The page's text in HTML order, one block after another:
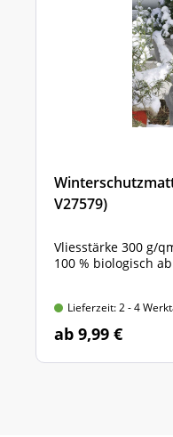
V27579)
Vliesstärke 300 g/
100 % biologisch
Lieferzeit: 2 - 4
ab 9,99 €